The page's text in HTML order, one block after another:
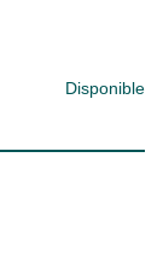
Disponible